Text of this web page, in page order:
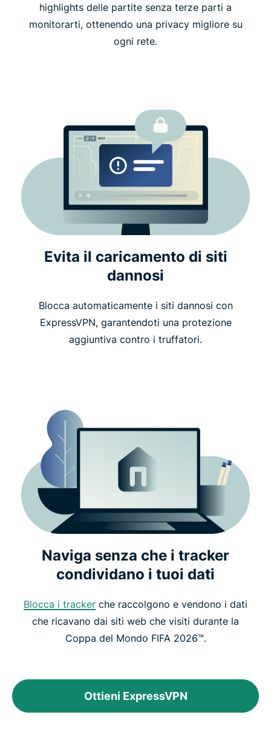
highlights delle partite senza terze parti a
monitorarti, ottenendo una privacy migliore su
ogni rete.
Evita il caricamento di siti
dannosi
Blocca automaticamente i siti dannosi con
ExpressVPN, garantendoti una protezione
aggiuntiva contro i truffatori.
Naviga senza che i tracker
condividano i tuoi dati
Blocca i tracker che raccolgono e vendono i dati
che ricavano dai siti web che visiti durante la
Coppa del Mondo FIFA 2026™.
Ottieni ExpressVPN